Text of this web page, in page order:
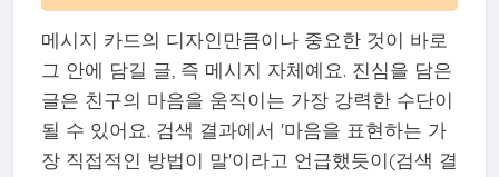
메시지 카드의 디자인만큼이나 중요한 것이 바로
그 안에 담길 글, 즉 메시지 자체예요. 진심을 담은
글은 친구의 마음을 움직이는 가장 강력한 수단이
될 수 있어요. 검색 결과에서 '마음을 표현하는 가
장 직접적인 방법이 말'이라고 언급했듯이(검색 결